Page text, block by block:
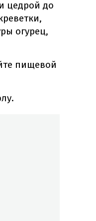
цедрой до
огурец,
пищевой